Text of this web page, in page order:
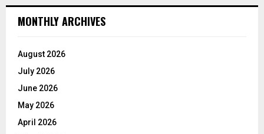
MONTHLY ARCHIVES
August 2026
July 2026
June 2026
May 2026
April 2026